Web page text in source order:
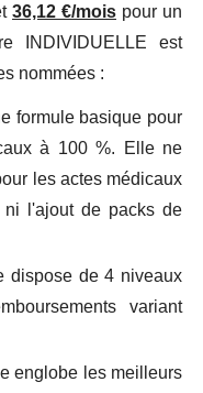
36,12 €/mois pour un
INDIVIDUELLE est
nommées :
formule basique pour
à 100 %. Elle ne
les actes médicaux
l'ajout de packs de
dispose de 4 niveaux
variant
englobe les meilleurs